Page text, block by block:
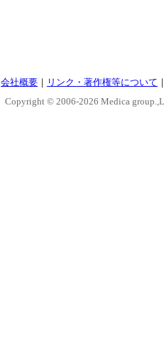
会社概要 ｜ リンク・著作権等について
Copyright © 2006-2026 Medica